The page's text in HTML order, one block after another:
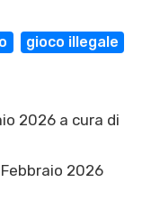
gioco illegale
2026 a cura di
2026